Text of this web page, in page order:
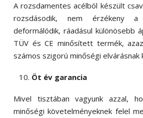
A rozsdamentes acélból készült
rozsdásodik, nem érzékeny
deformálódik, ráadásul különösebb
TÜV és CE minősített termék,
számos szigorú minőségi elvárásnak
Öt év garancia
Mivel tisztában vagyunk azzal,
minőségi követelményeknek felel